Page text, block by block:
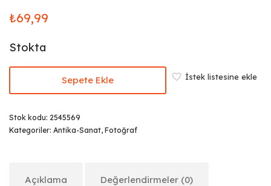
₺69,99
Stokta
Sepete Ekle İstek listesine ekle
Stok kodu: 2545569
Kategoriler: Antika-Sanat, Fotoğraf
Açıklama Değerlendirmeler (0)